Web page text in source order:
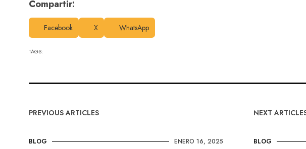
Compartir:
Facebook X WhatsApp
TAGS:
PREVIOUS ARTICLES
BLOG ENERO 16, 2025
NEXT
BLOG